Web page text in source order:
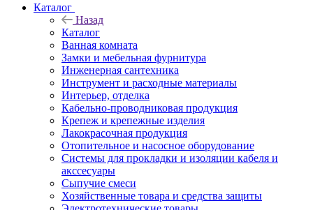
Каталог
Назад
Каталог
Ванная комната
Замки и мебельная фурнитура
Инженерная сантехника
Инструмент и расходные материалы
Интерьер, отделка
Кабельно-проводниковая продукция
Крепеж и крепежные изделия
Лакокрасочная продукция
Отопительное и насосное оборудование
Системы для прокладки и изоляции кабеля и
акссесуары
Сыпучие смеси
Хозяйственные товара и средства защиты